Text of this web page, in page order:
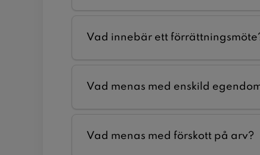
Vad innebär ett
Vad menas med enskild
Vad menas med förskott på arv?